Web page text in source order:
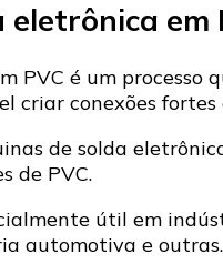
eletrônica em
PVC é um processo
criar conexões fortes
de solda
de PVC.
útil em
automotiva e outras.